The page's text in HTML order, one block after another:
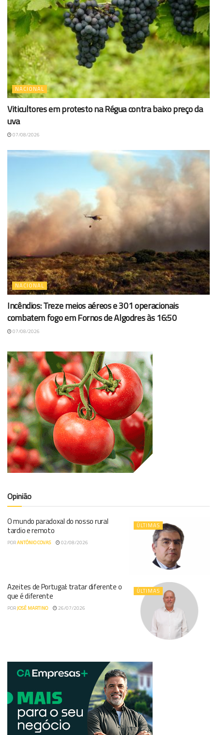
NACIONAL
Viticultores em protesto na Régua contra baixo preço da
uva
07/08/2026
NACIONAL
Incêndios: Treze meios aéreos e 301 operacionais
combatem fogo em Fornos de Algodres às 16:50
07/08/2026
Opinião
ÚLTIMAS
O mundo paradoxal do nosso rural
tardio e remoto
PORANTÓNIO COVAS 02/08/2026
ÚLTIMAS
Azeites de Portugal: tratar diferente o
que é diferente
PORJOSÉ MARTINO 26/07/2026